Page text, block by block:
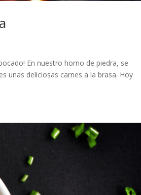
En nuestro horno de piedra, se
unas deliciosas carnes a la brasa. Hoy